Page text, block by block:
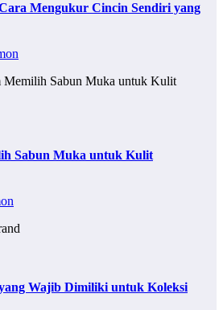
Mengukur Cincin Sendiri yang
Sabun Muka untuk Kulit
Wajib Dimiliki untuk Koleksi